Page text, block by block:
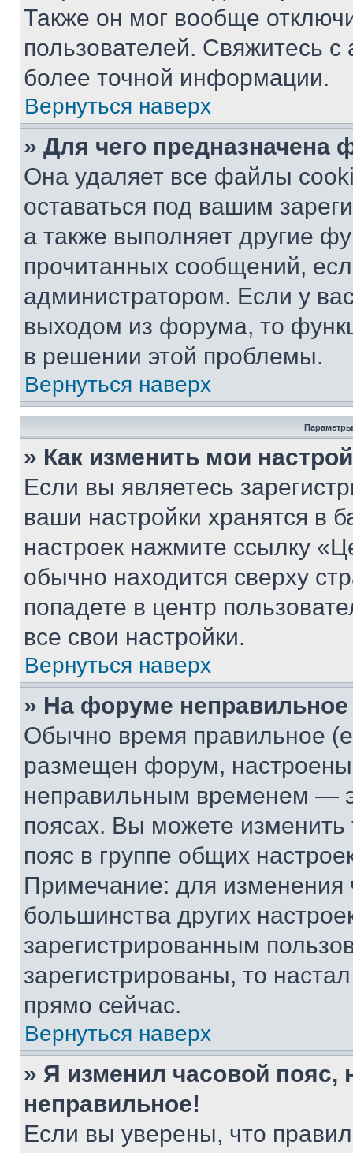
Также он мог вообще
пользователей. Свяжитесь
более точной информации.
Вернуться наверх
» Для чего предназначена
Она удаляет все файлы
оставаться под вашим
а также выполняет другие
прочитанных сообщений,
администратором. Если у
выходом из форума, то
в решении этой проблемы.
Вернуться наверх
Параметры
» Как изменить мои
Если вы являетесь
ваши настройки хранятся в
настроек нажмите ссылку
обычно находится сверху
попадете в центр
все свои настройки.
Вернуться наверх
» На форуме
Обычно время правильное
размещен форум, настроены
неправильным временем —
поясах. Вы можете изменить
пояс в группе общих
Примечание: для изменения
большинства других
зарегистрированным
зарегистрированы, то
прямо сейчас.
Вернуться наверх
» Я изменил часовой пояс,
неправильное!
Если вы уверены, что